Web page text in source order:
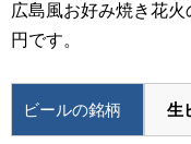
広島風お好み焼き花
円です。
ビールの銘柄 生